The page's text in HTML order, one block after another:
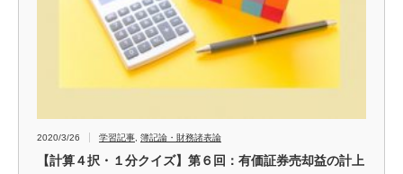
2020/3/26 学習記事 簿記論・財務諸表論
【計算４択・１分クイズ】第６回：有価証券売却益の計上